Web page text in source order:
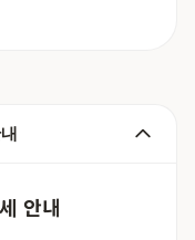
안내